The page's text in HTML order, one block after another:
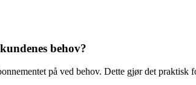
behov?
på ved behov. Dette gjør det